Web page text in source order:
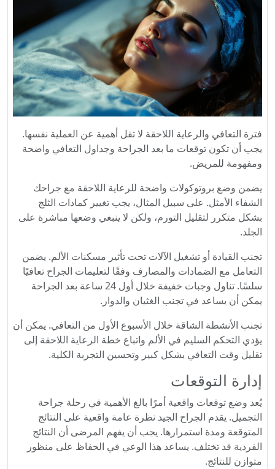
فترة التعافي والرعاية اللاحقة لا تقل أهمية عن العملية نفسها.
يجب أن تكون توقعات ما بعد الجراحة وجداول التعافي واضحة
ومفهومة للمريض.
يضمن وضع بروتوكولات واضحة للرعاية اللاحقة مع جراحك
الشفاء الأمثل. على سبيل المثال، يجب تغيير كمادات الثلج
بشكل متكرر لتقليل التورم، ولكن لا ينبغي وضعها مباشرة على
الجلد.
تجنب القيادة أو تشغيل الآلات تحت تأثير مسكنات الألم. يضمن
التعامل مع الضمادات والمصارف وفقًا لتعليمات الجراح تعافيًا
سلسًا. تناول وجبات خفيفة خلال أول 24 ساعة بعد الجراحة
يمكن أن يساعد في تجنب الغثيان والدوار.
تجنب الأنشطة الشاقة خلال الأسبوع الأول من التعافي. يمكن أن
يؤدي التحكم السليم في الألم واتباع خطة الرعاية اللاحقة إلى
تقليل وقت التعافي بشكل كبير وتحسين التجربة الكلية.
إدارة التوقعات
يُعد وضع توقعات واقعية أمرًا بالغ الأهمية في رحلة جراحة
التجميل. يقدم الجراح الجيد نظرة عامة واقعية على النتائج
المتوقعة ومدة استمرارها. يجب أن يفهم المرضى أن النتائج
الفردية قد تختلف. يساعد هذا الوعي في الحفاظ على منظور
متوازن للنتائج.